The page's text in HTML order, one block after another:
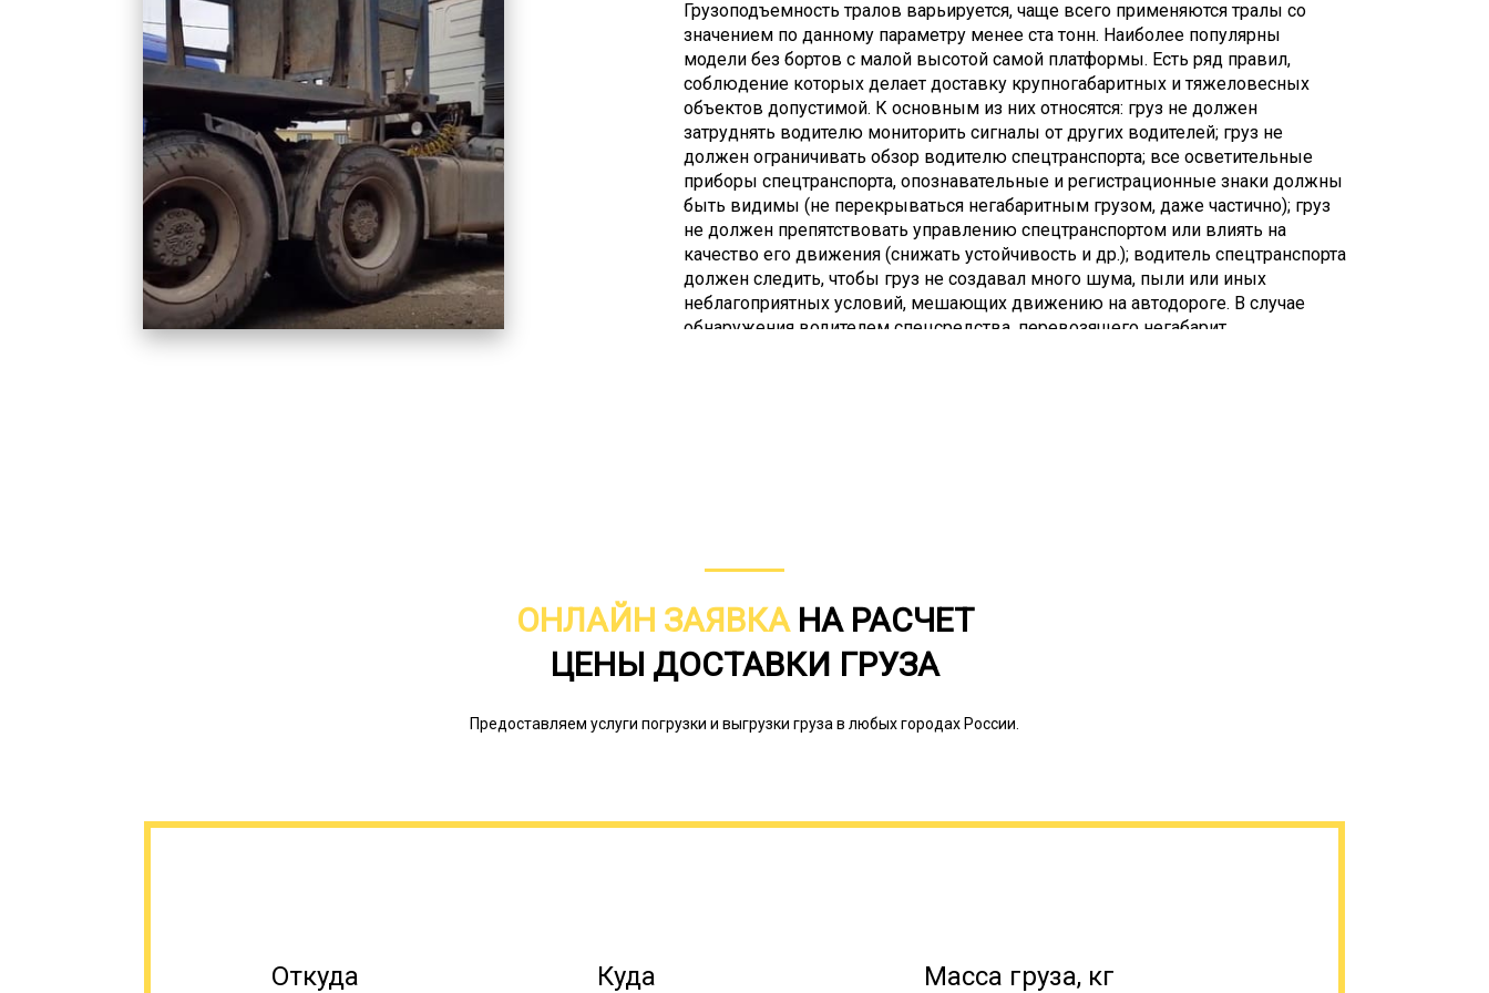
Грузоподъемность тралов варьируется, чаще всего применяются тралы со
значением по данному параметру менее ста тонн. Наиболее популярны
модели без бортов с малой высотой самой платформы. Есть ряд правил,
соблюдение которых делает доставку крупногабаритных и тяжеловесных
объектов допустимой. К основным из них относятся: груз не должен
затруднять водителю мониторить сигналы от других водителей; груз не
должен ограничивать обзор водителю спецтранспорта; все осветительные
приборы спецтранспорта, опознавательные и регистрационные знаки должны
быть видимы (не перекрываться негабаритным грузом, даже частично); груз
не должен препятствовать управлению спецтранспортом или влиять на
качество его движения (снижать устойчивость и др.); водитель спецтранспорта
должен следить, чтобы груз не создавал много шума, пыли или иных
неблагоприятных условий, мешающих движению на автодороге. В случае
обнаружения водителем спецсредства, перевозящего негабарит,
(яхты, катера и др.). Доставка негабаритов имеет свои особенности, поэтому,
прежде чем сделать заказ этой услуги, нужно знать несколько моментов. С
ОНЛАЙН ЗАЯВКАНА РАСЧЕТ
ЦЕНЫ ДОСТАВКИ ГРУЗА
Предоставляем услуги погрузки и выгрузки груза в любых городах России.
Откуда Куда Масса груза, кг